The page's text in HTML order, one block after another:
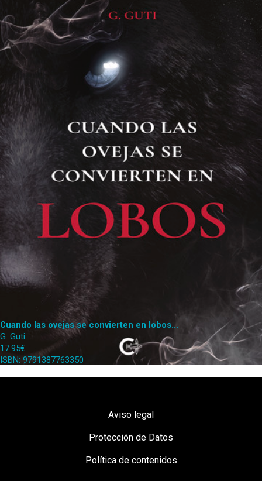
Cuando las ovejas se convierten en lobos...
G. Guti
17.95€
ISBN: 9791387763350
Aviso legal
Protección de Datos
Política de contenidos